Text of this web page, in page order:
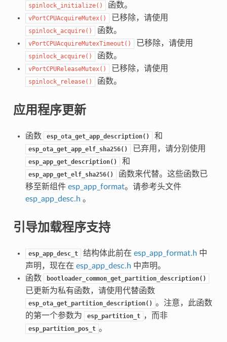
spinlock_initialize() 函数。
vPortCPUAcquireMutex() 已移除，请使用
spinlock_acquire() 函数。
vPortCPUAcquireMutexTimeout() 已移除，请使用
spinlock_acquire() 函数。
vPortCPUReleaseMutex() 已移除，请使用
spinlock_release() 函数。
应用程序更新
函数 esp_ota_get_app_description() 和
esp_ota_get_app_elf_sha256() 已弃用，请分别使用
esp_app_get_description() 和
esp_app_get_elf_sha256()
函数来代替。这些函数已
移至新组件 esp_app_format。请参考头文件
esp_app_desc.h 。
引导加载程序支持
esp_app_desc_t 结构体此前在 esp_app_format.h 中
声明，现在在 esp_app_desc.h 中声明。
函数
bootloader_common_get_partition_description()
已更新为私有函数，请使用代替函数
esp_ota_get_partition_description() 。注意，此函数
的第一个参数为
esp_partition_t ，而非
esp_partition_pos_t 。